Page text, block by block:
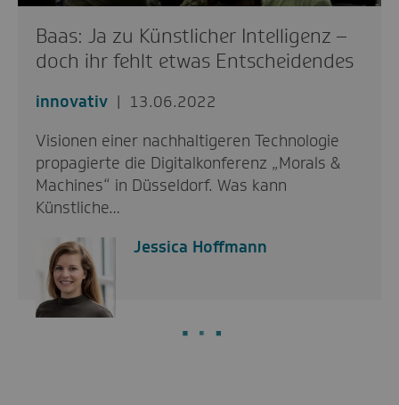
Baas: Ja zu Künstlicher Intelligenz –
doch ihr fehlt etwas Entscheidendes
innovativ
13.06.2022
Visionen einer nachhaltigeren Technologie
propagierte die Digitalkonferenz „Morals &
Machines“ in Düsseldorf. Was kann
Künstliche…
Jessica Hoffmann